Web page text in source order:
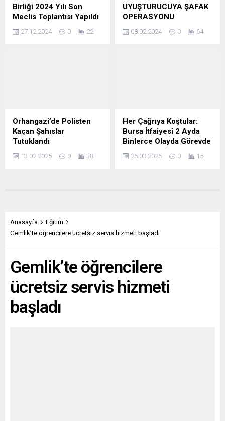
Birliği 2024 Yılı Son
Meclis Toplantısı Yapıldı
27.12.2024 0 22
UYUŞTURUCUYA ŞAFAK
OPERASYONU
08.02.2024 0 64
Orhangazi’de Polisten
Kaçan Şahıslar
Tutuklandı
13.02.2025 0 38
Her Çağrıya Koştular:
Bursa İtfaiyesi 2 Ayda
Binlerce Olayda Görevde
26.03.2026 0 15
Anasayfa
Eğitim
Gemlik’te öğrencilere ücretsiz servis hizmeti başladı
Gemlik’te öğrencilere
ücretsiz servis hizmeti
başladı